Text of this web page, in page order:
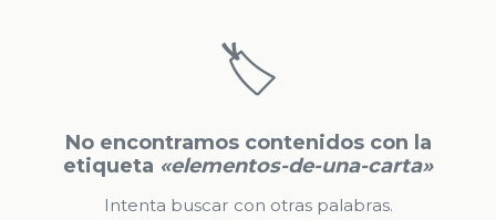
🏷️
No encontramos contenidos con la
etiqueta «elementos-de-una-carta»
Intenta buscar con otras palabras.